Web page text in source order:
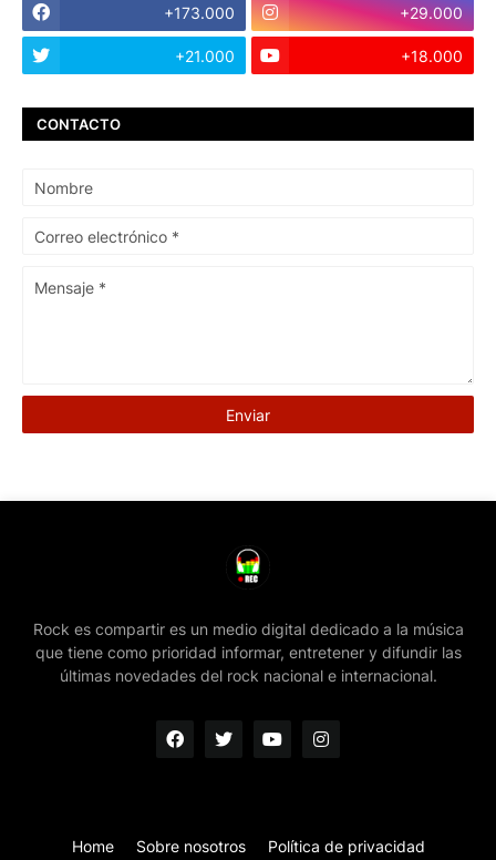
+173.000 +29.000
+21.000 +18.000
CONTACTO
Rock es compartir es un medio digital dedicado a la música
que tiene como prioridad informar, entretener y difundir las
últimas novedades del rock nacional e internacional.
Home Sobre nosotros Política de privacidad